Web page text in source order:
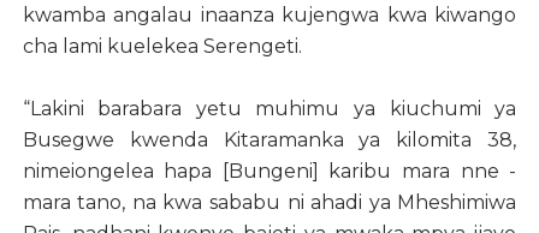
kwamba angalau inaanza kujengwa kwa kiwango
cha lami kuelekea Serengeti.
“Lakini barabara yetu muhimu ya kiuchumi ya
Busegwe kwenda Kitaramanka ya kilomita 38,
nimeiongelea hapa [Bungeni] karibu mara nne -
mara tano, na kwa sababu ni ahadi ya Mheshimiwa